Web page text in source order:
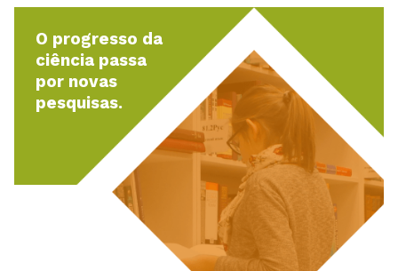
O progresso da
ciência passa
por novas
pesquisas.